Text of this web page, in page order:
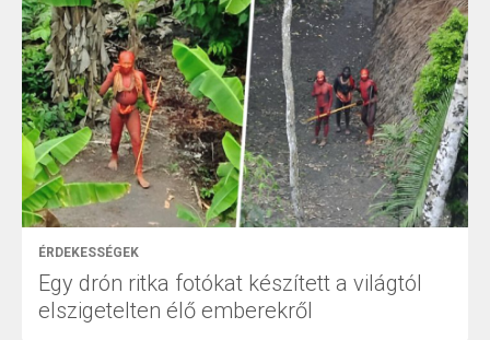
ÉRDEKESSÉGEK
Egy drón ritka fotókat készített a világtól
elszigetelten élő emberekről